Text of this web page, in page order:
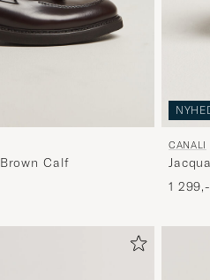
Calf
CANALI
1 299,-